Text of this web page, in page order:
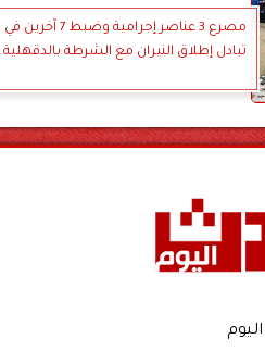
مصرع 3 عناصر إجرامية وضبط 7 آخرين في
تبادل إطلاق النيران مع الشرطة بالدقهلية